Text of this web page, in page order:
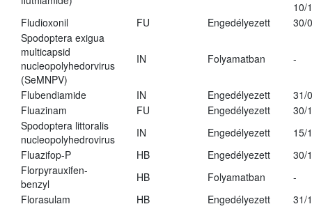
10/
Fludioxonil
FU Engedélyezett
30/
Spodoptera exigua
multicapsid
nucleopolyhedorvirus
(SeMNPV)
IN Folyamatban -
Flubendiamide IN Engedélyezett
31/
Fluazinam
FU Engedélyezett
30/
Spodoptera littoralis
nucleopolyhedrovirus
IN Engedélyezett
15/
Fluazifop-P
HB Engedélyezett
30/
Florpyrauxifen-
benzyl
HB Folyamatban
-
Florasulam
HB Engedélyezett
31/